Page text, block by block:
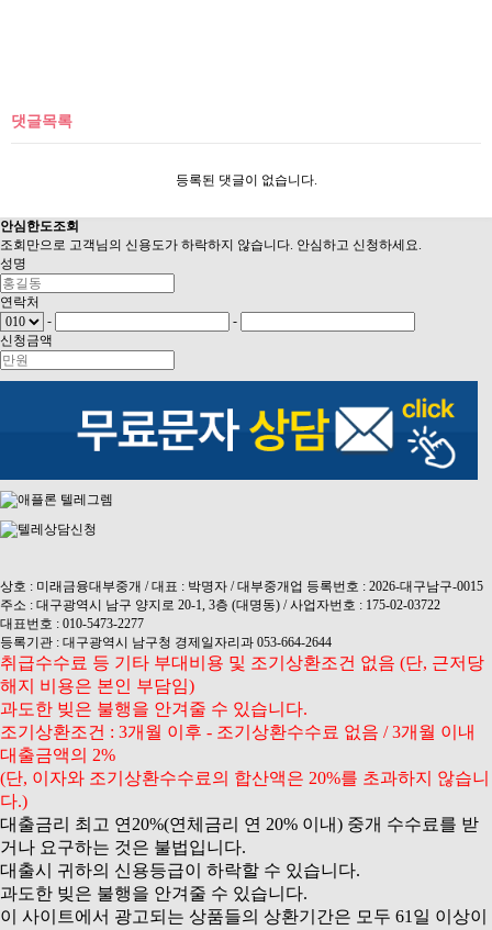
댓글목록
등록된 댓글이 없습니다.
안심한도조회
조회만으로 고객님의 신용도가 하락하지 않습니다. 안심하고 신청하세요.
성명
연락처
-
-
신청금액
상호 : 미래금융대부중개 / 대표 : 박명자 / 대부중개업 등록번호 : 2026-대구남구-0015
주소 : 대구광역시 남구 양지로 20-1, 3층 (대명동) / 사업자번호 : 175-02-03722
대표번호 : 010-5473-2277
등록기관 : 대구광역시 남구청 경제일자리과 053-664-2644
취급수수료 등 기타 부대비용 및 조기상환조건 없음 (단, 근저당
해지 비용은 본인 부담임)
과도한 빚은 불행을 안겨줄 수 있습니다.
조기상환조건 : 3개월 이후 - 조기상환수수료 없음 / 3개월 이내
대출금액의 2%
(단, 이자와 조기상환수수료의 합산액은 20%를 초과하지 않습니
다.)
대출금리 최고 연20%(연체금리 연 20% 이내) 중개 수수료를 받
거나 요구하는 것은 불법입니다.
대출시 귀하의 신용등급이 하락할 수 있습니다.
과도한 빚은 불행을 안겨줄 수 있습니다.
이 사이트에서 광고되는 상품들의 상환기간은 모두 61일 이상이